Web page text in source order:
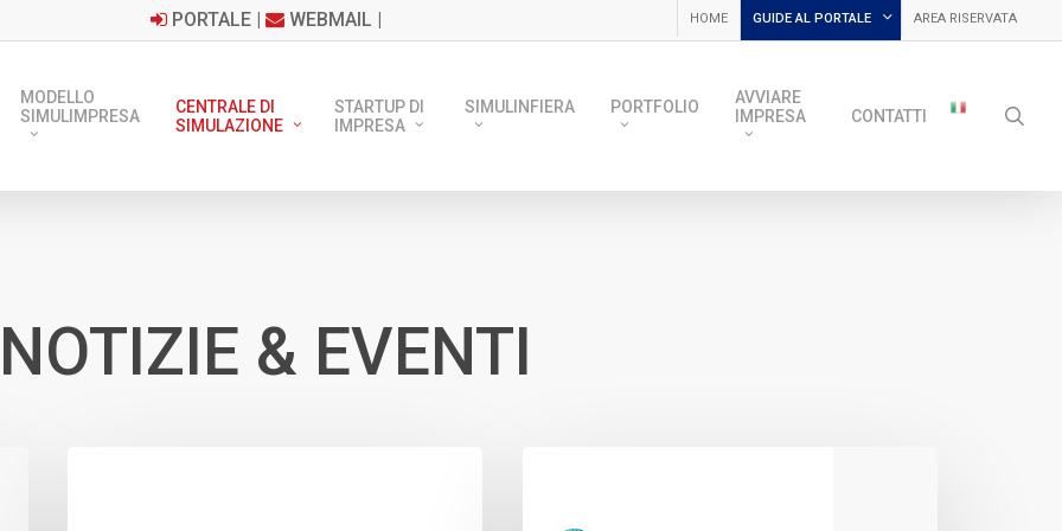
PORTALE| WEBMAIL | HOME GUIDE AL PORTALE AREA RISERVATA
MODELLO
SIMULIMPRESA
CENTRALE DI
SIMULAZIONE
STARTUP DI
IMPRESA
SIMULINFIERA PORTFOLIO
AVVIARE
IMPRESA
CONTATTI
NOTIZIE & EVENTI